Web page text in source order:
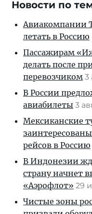
Новости по
Авиакомпании
летать в Россию
Пассажирам
делать после
перевозчиком 3
В России
авиабилеты 3
Мексиканские
рейсов в Россию
В Индонезии
страну начнет
«Аэрофлот» 29
Чистые зоны